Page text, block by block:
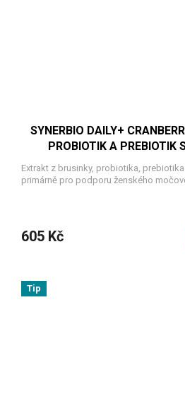
SYNERBIO DAILY+
PROBIOTIK A PREBIOTIK
Extrakt z brusinky, probiotika,
primárně pro podporu ženského
605 Kč
Tip